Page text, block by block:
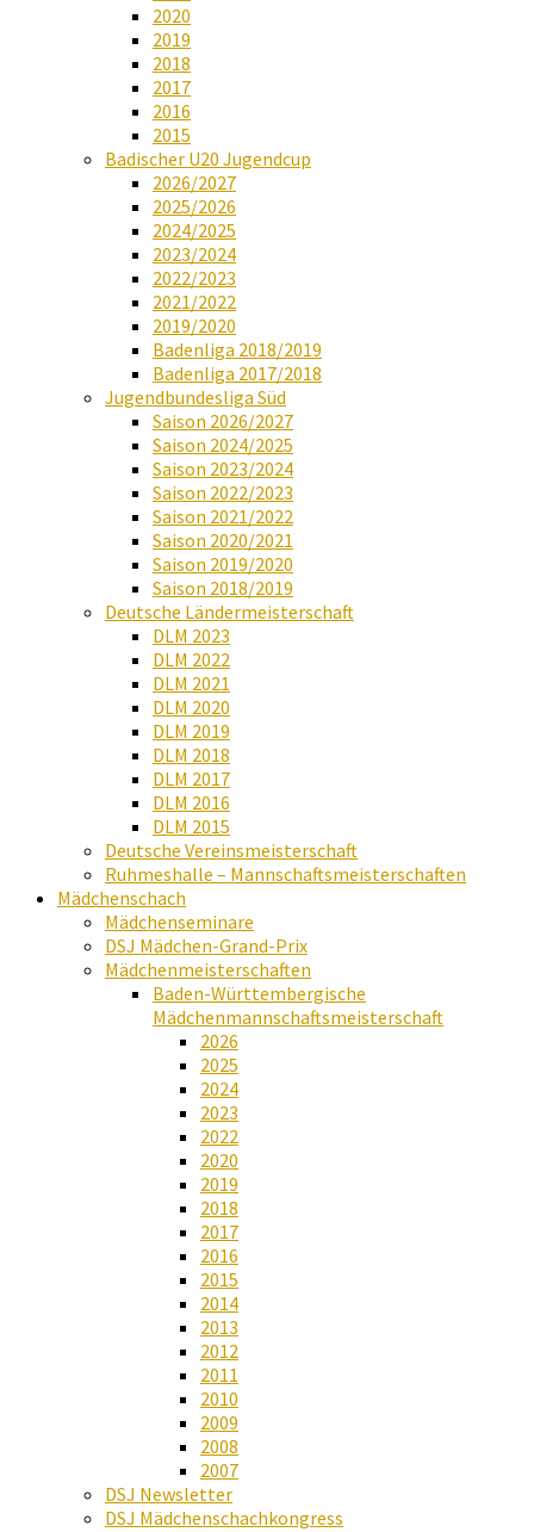
2020
2019
2018
2017
2016
2015
Badischer U20 Jugendcup
2026/2027
2025/2026
2024/2025
2023/2024
2022/2023
2021/2022
2019/2020
Badenliga 2018/2019
Badenliga 2017/2018
Jugendbundesliga Süd
Saison 2026/2027
Saison 2024/2025
Saison 2023/2024
Saison 2022/2023
Saison 2021/2022
Saison 2020/2021
Saison 2019/2020
Saison 2018/2019
Deutsche Ländermeisterschaft
DLM 2023
DLM 2022
DLM 2021
DLM 2020
DLM 2019
DLM 2018
DLM 2017
DLM 2016
DLM 2015
Deutsche Vereinsmeisterschaft
Ruhmeshalle – Mannschaftsmeisterschaften
Mädchenschach
Mädchenseminare
DSJ Mädchen-Grand-Prix
Mädchenmeisterschaften
Baden-Württembergische
Mädchenmannschaftsmeisterschaft
2026
2025
2024
2023
2022
2020
2019
2018
2017
2016
2015
2014
2013
2012
2011
2010
2009
2008
2007
DSJ Newsletter
DSJ Mädchenschachkongress